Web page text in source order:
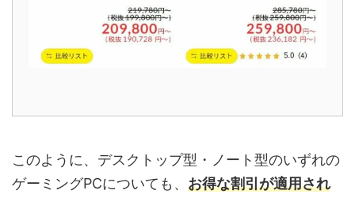
このように、デスクトップ型・ノート型のいずれの
ゲーミングPCについても、 お得な割引が適用され